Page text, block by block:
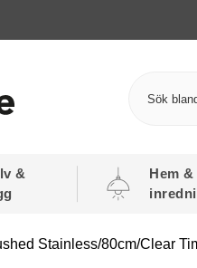
&
Hem &
Stainless/80cm/Clear